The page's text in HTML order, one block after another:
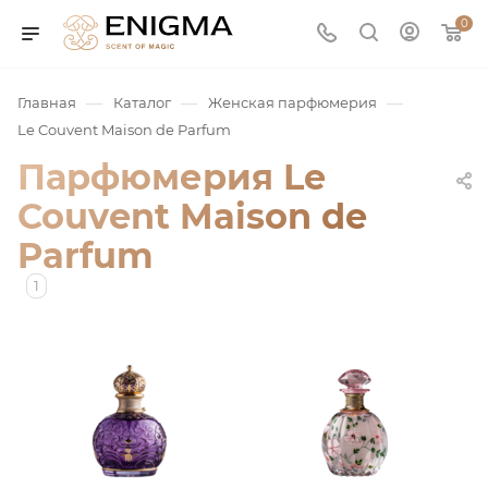
0
/ Нишевая
Главная — Каталог — Женская парфюмерия —
Le Couvent Maison de Parfum
Парфюмерия Le
Couvent Maison de
Parfum
1